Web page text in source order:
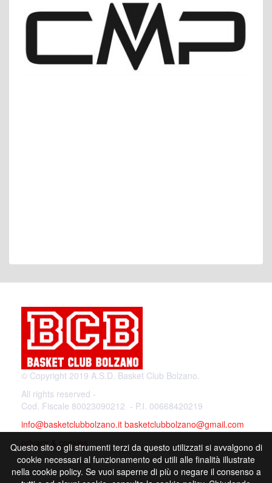
© Copyright 2019 A.S.D. Basket Club Bolzano.
All rights reserved -
Cod. Fiscale 80023090212 - P.I. 00668420219
info@basketclubbolzano.it basketclubbolzano@gmail.com
privacy & cookies
Questo sito o gli strumenti terzi da questo utilizzati si avvalgono di
cookie necessari al funzionamento ed utili alle finalità illustrate
nella cookie policy. Se vuoi saperne di più o negare il consenso a